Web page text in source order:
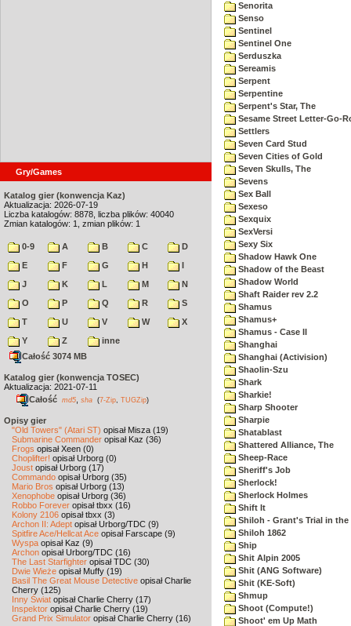
Gry/Games
Katalog gier (konwencja Kaz)
Aktualizacja: 2026-07-19
Liczba katalogów: 8878, liczba plików: 40040
Zmian katalogów: 1, zmian plików: 1
0-9 A B C
D
E
F G H
I
J
K L M
N
O
P Q R
S
T
U V W
X
Y
Z
inne
Całość 3074 MB
Katalog gier (konwencja TOSEC)
Aktualizacja: 2021-07-11
Całość md5 sha (7-Zip TUGZip)
Opisy gier
"Old Towers" (Atari ST) opisał Misza (19)
Submarine Commander opisał Kaz (36)
Frogs opisał Xeen (0)
Choplifter! opisał Urborg (0)
Joust opisał Urborg (17)
Commando opisał Urborg (35)
Mario Bros opisał Urborg (13)
Xenophobe opisał Urborg (36)
Robbo Forever opisał tbxx (16)
Kolony 2106 opisał tbxx (3)
Archon II: Adept opisał Urborg/TDC (9)
Spitfire Ace/Hellcat Ace opisał Farscape (9)
Wyspa opisał Kaz (9)
Archon opisał Urborg/TDC (16)
The Last Starfighter opisał TDC (30)
Dwie Wieże opisał Muffy (19)
Basil The Great Mouse Detective opisał Charlie
Cherry (125)
Inny Świat opisał Charlie Cherry (17)
Inspektor opisał Charlie Cherry (19)
Grand Prix Simulator opisał Charlie Cherry (16)
Senorita
Senso
Sentinel
Sentinel One
Serduszka
Sereamis
Serpent
Serpentine
Serpent's Star, The
Sesame Street Letter-Go-
Settlers
Seven Card Stud
Seven Cities of Gold
Seven Skulls, The
Sevens
Sex Ball
Sexeso
Sexquix
SexVersi
Sexy Six
Shadow Hawk One
Shadow of the Beast
Shadow World
Shaft Raider rev 2.2
Shamus
Shamus+
Shamus - Case II
Shanghai
Shanghai (Activision)
Shaolin-Szu
Shark
Sharkie!
Sharp Shooter
Sharpie
Shatablast
Shattered Alliance, The
Sheep-Race
Sheriff's Job
Sherlock!
Sherlock Holmes
Shift It
Shiloh - Grant's Trial in the
Shiloh 1862
Ship
Shit Alpin 2005
Shit (ANG Software)
Shit (KE-Soft)
Shmup
Shoot (Compute!)
Shoot' em Up Math